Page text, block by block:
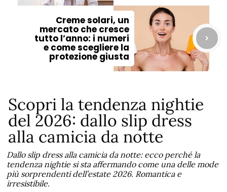
Creme solari, un
mercato che cresce
tutto l’anno: i numeri
e come scegliere la
protezione giusta
Scopri la tendenza nightie
del 2026: dallo slip dress
alla camicia da notte
Dallo slip dress alla camicia da notte: ecco perché la
tendenza nightie si sta affermando come una delle mode
più sorprendenti dell’estate 2026. Romantica e
irresistibile.